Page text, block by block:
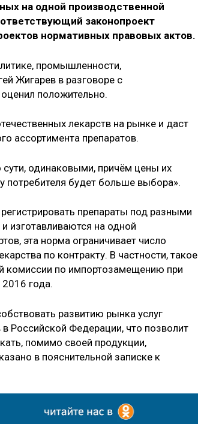
на одной производственной
законопроект
нормативных правовых актов.
промышленности,
Жигарев в разговоре с
положительно.
лекарств на рынке и даст
ассортимента препаратов.
одинаковыми, причём цены их
потребителя будет больше выбора».
препараты под разными
изготавливаются на одной
эта норма ограничивает число
по контракту. В частности, такое
комиссии по импортозамещению при
года.
развитию рынка услуг
Российской Федерации, что позволит
помимо своей продукции,
в пояснительной записке к